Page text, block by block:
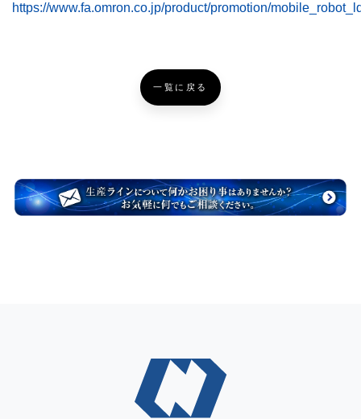
https://www.fa.omron.co.jp/product/promotion/
一覧に戻る